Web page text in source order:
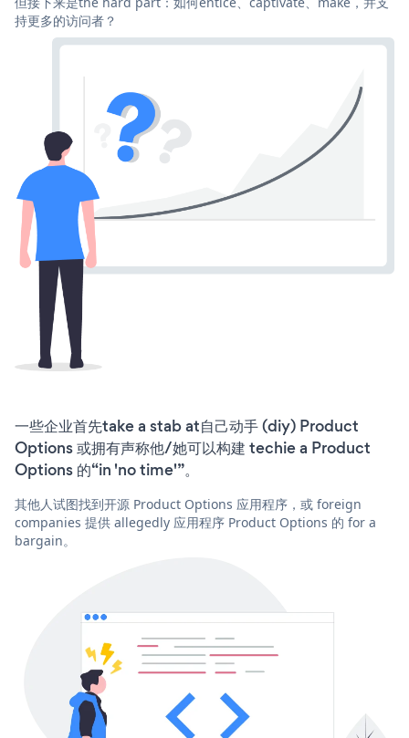
持更多的访问者？
一些企业首先take a stab at自己动手 (diy) Product
Options 或拥有声称他/她可以构建 techie a Product
Options 的“in 'no time'”。
其他人试图找到开源 Product Options 应用程序，或 foreign
companies 提供 allegedly 应用程序 Product Options 的 for a
bargain。